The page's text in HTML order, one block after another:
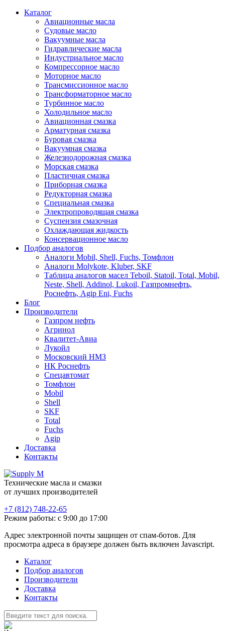
Каталог
Авиационные масла
Судовые масло
Вакуумные масла
Гидравлические масла
Индустриальное масло
Компрессорное масло
Моторное масло
Трансмиссионное масло
Трансформаторное масло
Турбинное масло
Холодильное масло
Авиационная смазка
Арматурная смазка
Буровая смазка
Вакуумная смазка
Железнодорожная смазка
Морская смазка
Пластичная смазка
Приборная смазка
Редукторная смазка
Специальная смазка
Электропроводящая смазка
Суспензия смазочная
Охлаждающая жидкость
Консервационное масло
Подбор аналогов
Аналоги Mobil, Shell, Fuchs, Томфлон
Аналоги Molykote, Kluber, SKF
Таблица аналогов масел Teboil, Statoil, Total, Mobil,
Neste, Shell, Addinol, Lukoil, Газпромнефть,
Роснефть, Agip Eni, Fuchs
Блог
Производители
Газпром нефть
Агринол
Квалитет-Авиа
Лукойл
Московский НМЗ
НК Роснефть
Спецавтомат
Томфлон
Mobil
Shell
SKF
Total
Fuchs
Agip
Доставка
Контакты
Технические масла и смазки
от лучших производителей
+7 (812) 748-22-65
Режим работы: с 9:00 до 17:00
Адрес электронной почты защищен от спам-ботов. Для
просмотра адреса в браузере должен быть включен Javascript.
Каталог
Подбор аналогов
Производители
Доставка
Контакты